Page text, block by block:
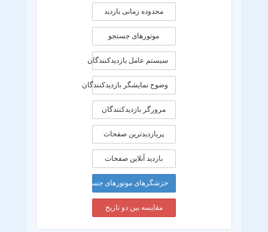
محدوده زمانی بازديد
موتورهای جستجو
سیستم عامل بازدیدکنندگان
وضوح نمایشگر بازدیدکنندگان
مرورگر بازدیدکنندگان
پربازدیدترین صفحات
بازدید آنلاین صفحات
خزشگرهای موتورهای جستجو
مقایسه بین دو تاریخ